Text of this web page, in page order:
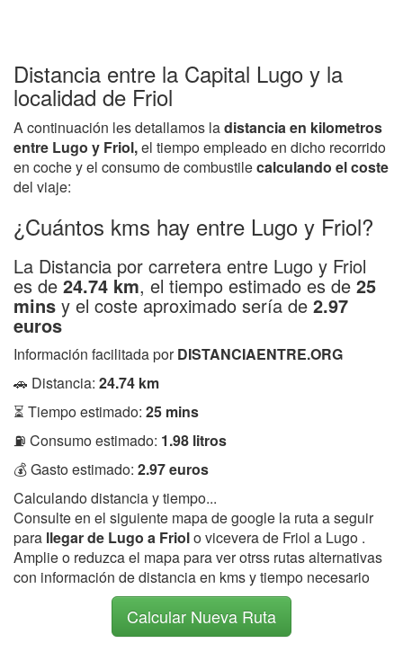
Distancia entre la Capital Lugo y la
localidad de Friol
A continuación les detallamos ladistancia en kilometros
entre Lugo y Friol,el tiempo empleado en dicho recorrido
en coche y el consumo de combustilecalculando el coste
del viaje:
¿Cuántos kms hay entre Lugo y Friol?
La Distancia por carretera entre Lugo y Friol
es de 24.74 km, el tiempo estimado es de 25
mins y el coste aproximado sería de 2.97
euros
Información facilitada porDISTANCIAENTRE.ORG
🚗 Distancia: 24.74 km
⏳ Tiempo estimado: 25 mins
⛽ Consumo estimado: 1.98 litros
💰 Gasto estimado: 2.97 euros
Calculando distancia y tiempo...
Consulte en el siguiente mapa de google la ruta a seguir
para llegar de Lugo a Friolo vicevera de Friol a Lugo .
Amplie o reduzca el mapa para ver otrss rutas alternativas
con información de distancia en kms y tiempo necesario
Calcular Nueva Ruta